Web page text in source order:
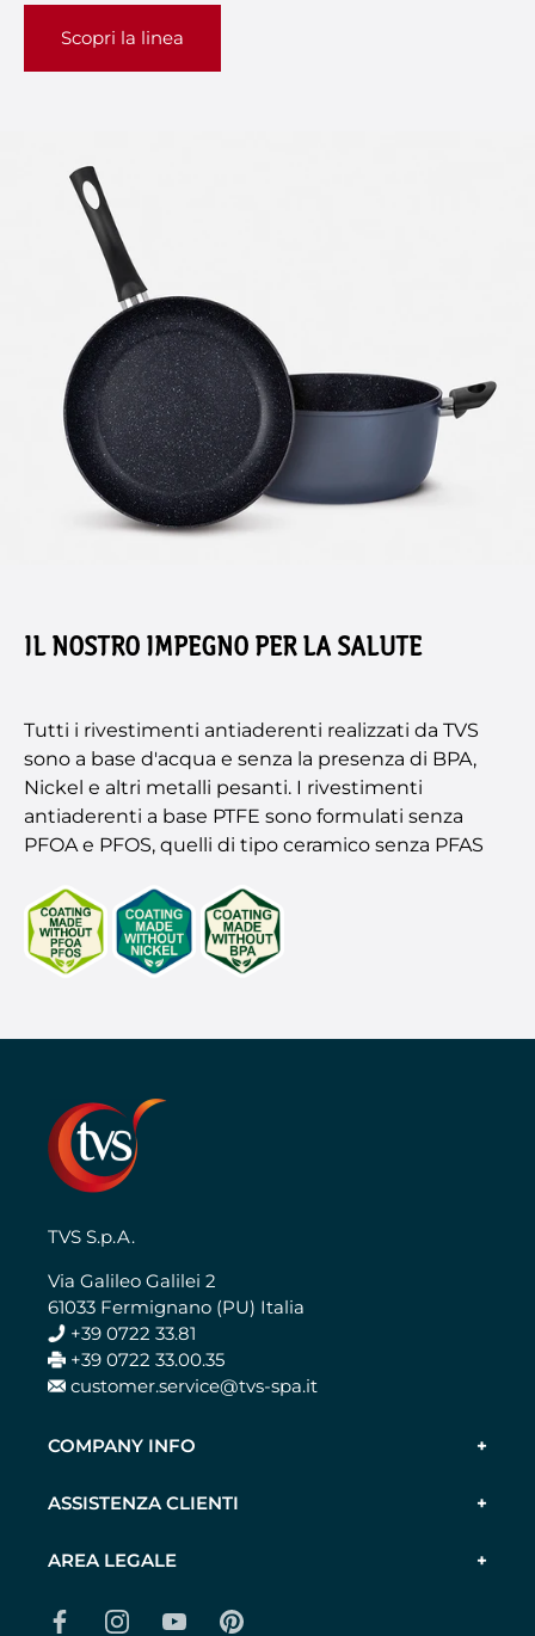
Scopri la linea
IL NOSTRO IMPEGNO PER LA SALUTE
Tutti i rivestimenti antiaderenti realizzati da TVS
sono a base d'acqua e senza la presenza di BPA,
Nickel e altri metalli pesanti. I rivestimenti
antiaderenti a base PTFE sono formulati senza
PFOA e PFOS, quelli di tipo ceramico senza PFAS
TVS S.p.A.
Via Galileo Galilei 2
61033 Fermignano (PU) Italia
+39 0722 33.81
+39 0722 33.00.35
customer.service@tvs-spa.it
COMPANY INFO
ASSISTENZA CLIENTI
AREA LEGALE